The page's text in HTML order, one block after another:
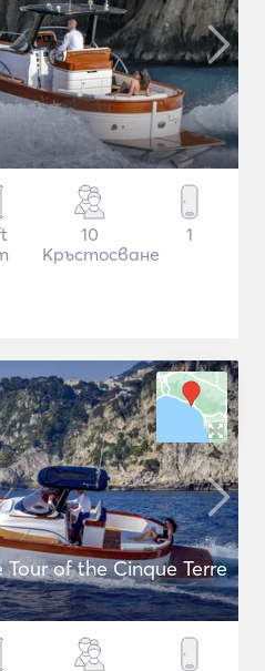
10
Кръстосване
1
of the Cinque Terre